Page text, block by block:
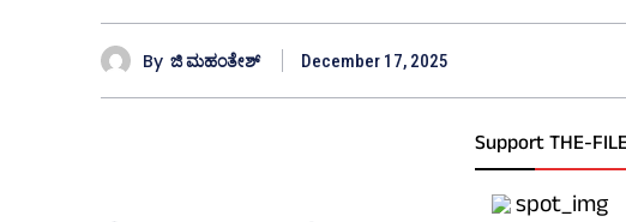
By ಜಿ ಮಹಂತೇಶ್ December 17, 2025
Support THE-